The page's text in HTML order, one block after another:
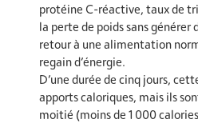
protéine C-réactive, taux de
la perte de poids sans générer
retour à une alimentation
regain d’énergie.
D’une durée de cinq jours,
apports caloriques, mais ils
moitié (moins de 1 000